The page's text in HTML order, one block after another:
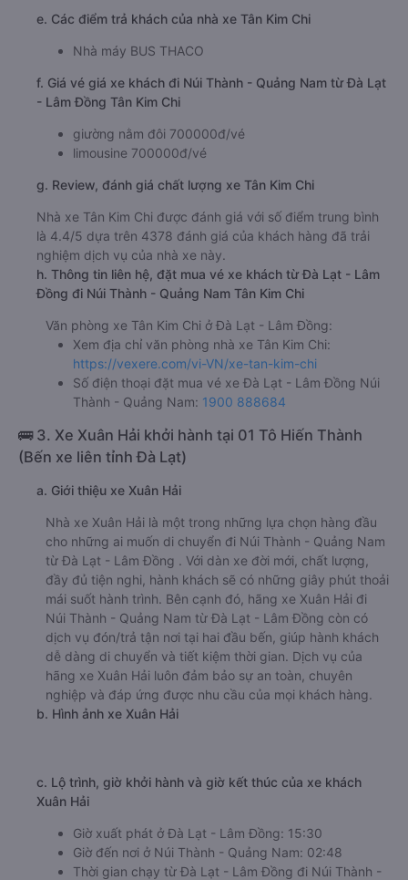
e. Các điểm trả khách của nhà xe Tân Kim Chi
Nhà máy BUS THACO
f. Giá vé giá xe khách đi Núi Thành - Quảng Nam từ Đà Lạt
- Lâm Đồng Tân Kim Chi
giường nằm đôi 700000đ/vé
limousine 700000đ/vé
g. Review, đánh giá chất lượng xe Tân Kim Chi
Nhà xe Tân Kim Chi được đánh giá với số điểm trung bình
là 4.4/5 dựa trên 4378 đánh giá của khách hàng đã trải
nghiệm dịch vụ của nhà xe này.
h. Thông tin liên hệ, đặt mua vé xe khách từ Đà Lạt - Lâm
Đồng đi Núi Thành - Quảng Nam Tân Kim Chi
Văn phòng xe Tân Kim Chi ở Đà Lạt - Lâm Đồng:
Xem địa chỉ văn phòng nhà xe Tân Kim Chi:
https://vexere.com/vi-VN/xe-tan-kim-chi
Số điện thoại đặt mua vé xe Đà Lạt - Lâm Đồng Núi
Thành - Quảng Nam: 1900 888684
🚌 3. Xe Xuân Hải khởi hành tại 01 Tô Hiến Thành
(Bến xe liên tỉnh Đà Lạt)
a. Giới thiệu xe Xuân Hải
Nhà xe Xuân Hải là một trong những lựa chọn hàng đầu
cho những ai muốn di chuyển đi Núi Thành - Quảng Nam
từ Đà Lạt - Lâm Đồng . Với dàn xe đời mới, chất lượng,
đầy đủ tiện nghi, hành khách sẽ có những giây phút thoải
mái suốt hành trình. Bên cạnh đó, hãng xe Xuân Hải đi
Núi Thành - Quảng Nam từ Đà Lạt - Lâm Đồng còn có
dịch vụ đón/trả tận nơi tại hai đầu bến, giúp hành khách
dễ dàng di chuyển và tiết kiệm thời gian. Dịch vụ của
hãng xe Xuân Hải luôn đảm bảo sự an toàn, chuyên
nghiệp và đáp ứng được nhu cầu của mọi khách hàng.
b. Hình ảnh xe Xuân Hải
c. Lộ trình, giờ khởi hành và giờ kết thúc của xe khách
Xuân Hải
Giờ xuất phát ở Đà Lạt - Lâm Đồng: 15:30
Giờ đến nơi ở Núi Thành - Quảng Nam: 02:48
Thời gian chạy từ Đà Lạt - Lâm Đồng đi Núi Thành -